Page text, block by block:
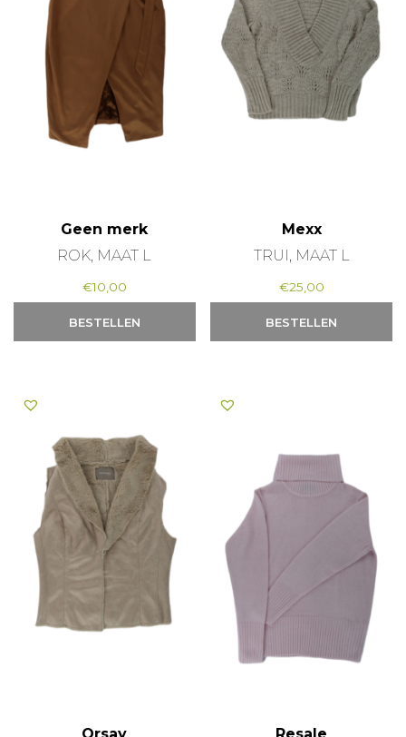
Geen merk
ROK, MAAT L
€10,00
BESTELLEN
Mexx
TRUI, MAAT L
€25,00
BESTELLEN
Orsay Resale